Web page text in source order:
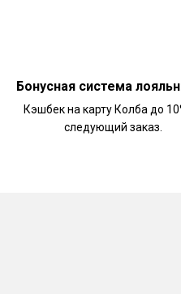
Бонусная система
Кэшбек на карту Колба до
следующий заказ.